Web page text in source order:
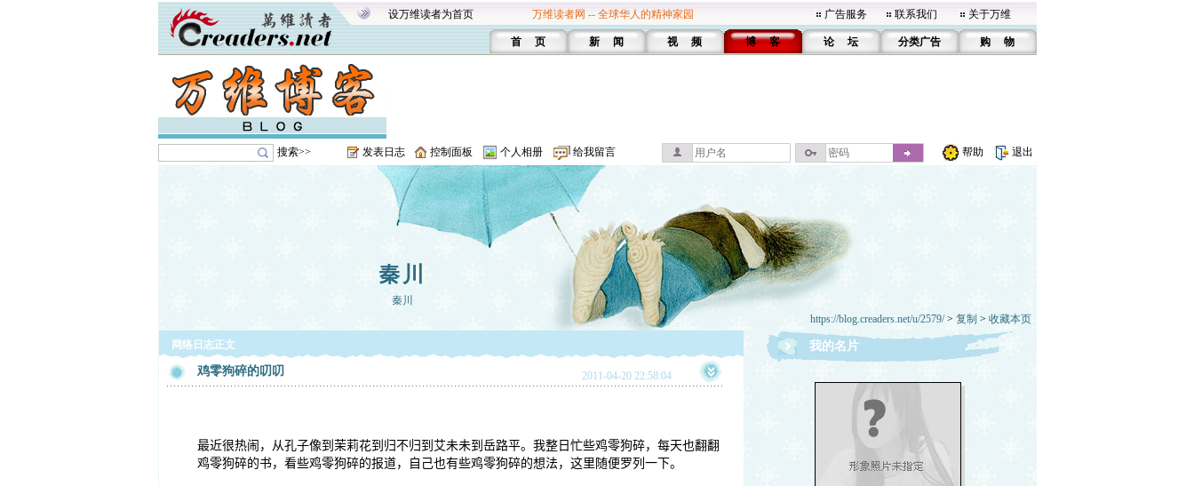
设万维读者为首页 万维读者网 -- 全球华人的精神家园 广告服务 联系我们 关于万维
首 页 新 闻 视 频 博 客 论 坛 分类广告 购 物
搜索>> 发表日志 控制面板 个人相册 给我留言 帮助 退出
秦川
秦川
https://blog.creaders.net/u/2579/> 复制 > 收藏本页
网络日志正文
鸡零狗碎的叨叨 2011-04-20 22:58:04
最近很热闹，从孔子像到茉莉花到归不归到艾未未到岳路平。我整日忙些鸡零狗碎，每天也翻翻
鸡零狗碎的书，看些鸡零狗碎的报道，自己也有些鸡零狗碎的想法，这里随便罗列一下。
我的名片